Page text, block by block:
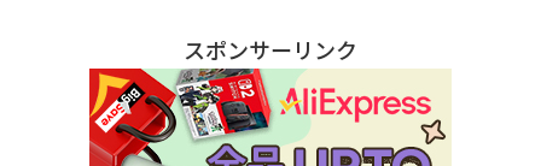
スポンサーリンク